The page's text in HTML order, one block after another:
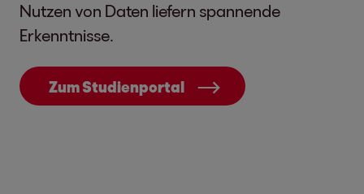
Nutzen von Daten liefern spannende
Erkenntnisse.
Zum Studienportal